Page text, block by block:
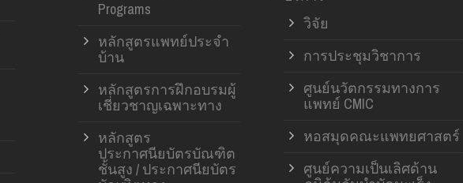
Programs
หลักสูตรแพทย์ประจำ
บ้าน
หลักสูตรการฝึกอบรมผู้
เชี่ยวชาญเฉพาะทาง
หลักสูตร
ประกาศนียบัตรบัณฑิต
ชั้นสูง / ประกาศนียบัตร
วิจัย
การประชุมวิชาการ
ศูนย์นวัตกรรมทางการ
แพทย์ CMIC
หอสมุดคณะแพทยศาสตร์
ศูนย์ความเป็นเลิศด้าน